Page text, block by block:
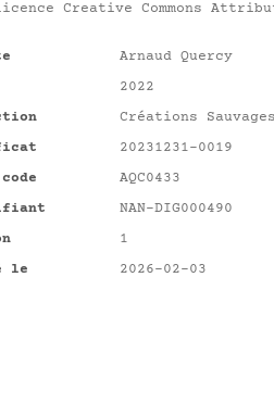
Creative Commons
Arnaud Quercy
2022
Créations Sauvages
20231231-0019
AQC0433
NAN-DIG000490
1
le
2026-02-03